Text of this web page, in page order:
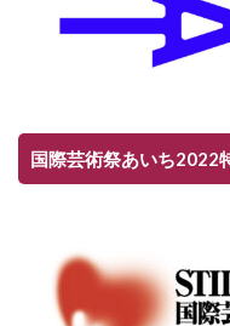
国際芸術祭あいち2022